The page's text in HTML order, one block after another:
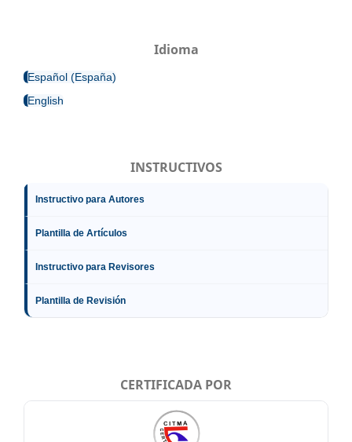
Idioma
Español (España)
English
INSTRUCTIVOS
Instructivo para Autores
Plantilla de Artículos
Instructivo para Revisores
Plantilla de Revisión
CERTIFICADA POR